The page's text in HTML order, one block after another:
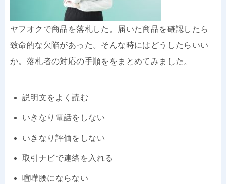
ヤフオクで商品を落札した。届いた商品を確認したら
致命的な欠陥があった。そんな時にはどうしたらいい
か。落札者の対応の手順ををまとめてみました。
説明文をよく読む
いきなり電話をしない
いきなり評価をしない
取引ナビで連絡を入れる
喧嘩腰にならない